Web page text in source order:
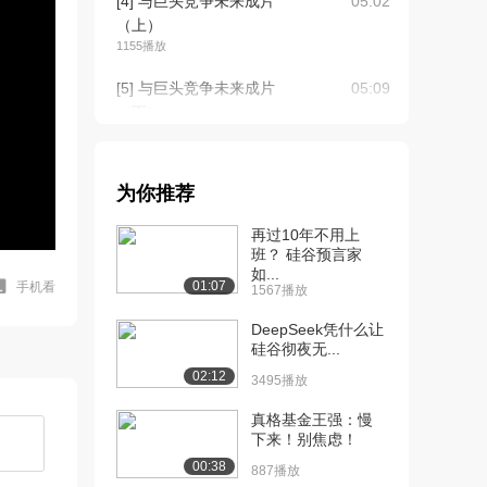
手机看
（上）
1155播放
[5] 与巨头竞争未来成片
05:09
到来（上）
[7] 技术驱动“新教育”时代
到来（下）
09:47
[8] 用互联网解决传统英语
教育沉疴（上）
[9] 用互联网解决传统英语
教育沉疴（下）
1501播放
为你推荐
01:07
再过10年不用上
班？ 硅谷预言家
如...
1567播放
02:12
DeepSeek凭什么让
硅谷彻夜无...
3495播放
00:38
真格基金王强：慢
下来！别焦虑！
887播放